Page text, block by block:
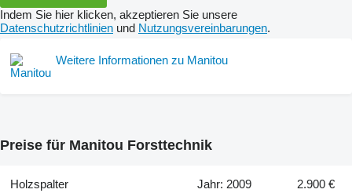
Indem Sie hier klicken, akzeptieren Sie unsere
Datenschutzrichtlinien und Nutzungsvereinbarungen.
Weitere Informationen zu Manitou
Preise für Manitou Forsttechnik
Holzspalter Jahr: 2009 2.900 €